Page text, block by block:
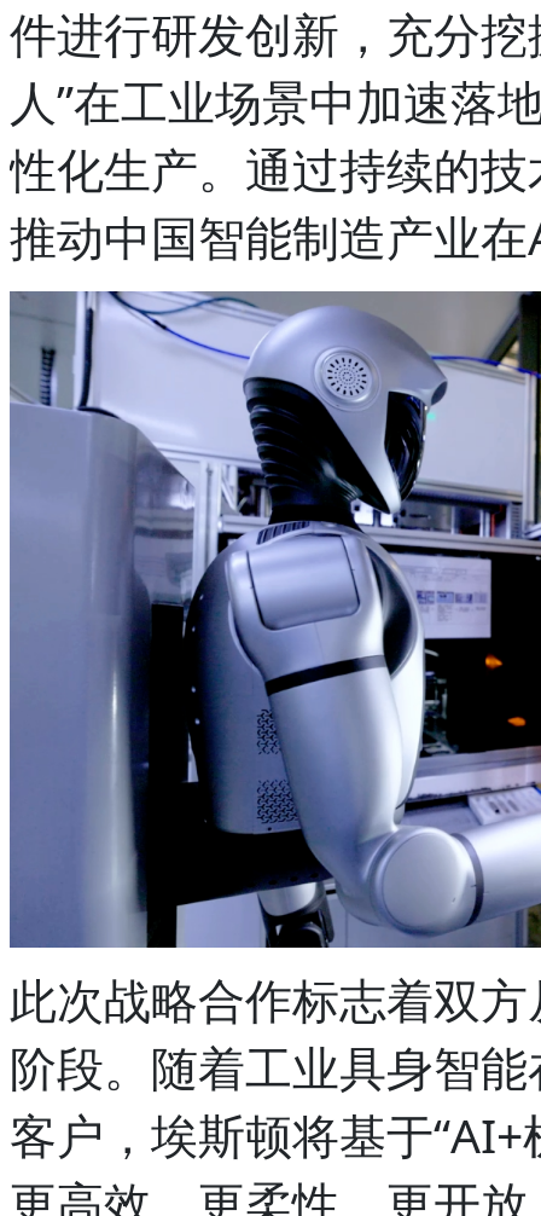
件进行研发创新，充分
人”在工业场景中加速落
性化生产。通过持续的
推动中国智能制造产业
此次战略合作标志着双
阶段。随着工业具身智
客户，埃斯顿将基于
更高效、更柔性、更开